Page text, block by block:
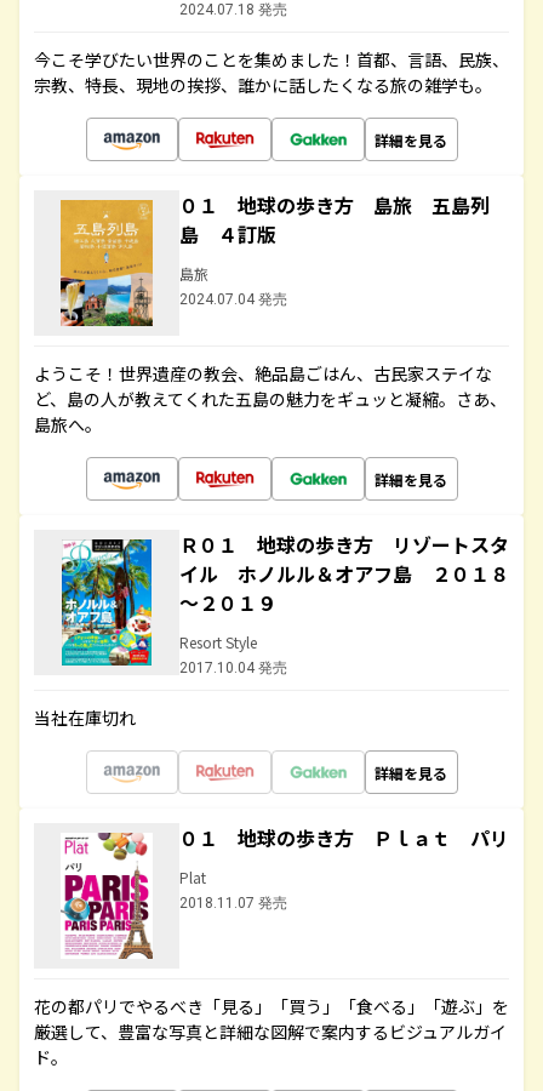
2024.07.18 発売
今こそ学びたい世界のことを集めました！首都、言語、民族、
宗教、特長、現地の挨拶、誰かに話したくなる旅の雑学も。
詳細を見る
０１ 地球の歩き方 島旅 五島列
島 ４訂版
島旅
2024.07.04 発売
ようこそ！世界遺産の教会、絶品島ごはん、古民家ステイな
ど、島の人が教えてくれた五島の魅力をギュッと凝縮。さあ、
島旅へ。
詳細を見る
Ｒ０１ 地球の歩き方 リゾートスタ
イル ホノルル＆オアフ島 ２０１８
～２０１９
Resort Style
2017.10.04 発売
当社在庫切れ
詳細を見る
０１ 地球の歩き方 Ｐｌａｔ パリ
Plat
2018.11.07 発売
花の都パリでやるべき「見る」「買う」「食べる」「遊ぶ」を
厳選して、豊富な写真と詳細な図解で案内するビジュアルガイ
ド。